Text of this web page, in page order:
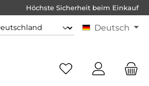
Höchste Sicherheit beim Einkauf
Deutsch